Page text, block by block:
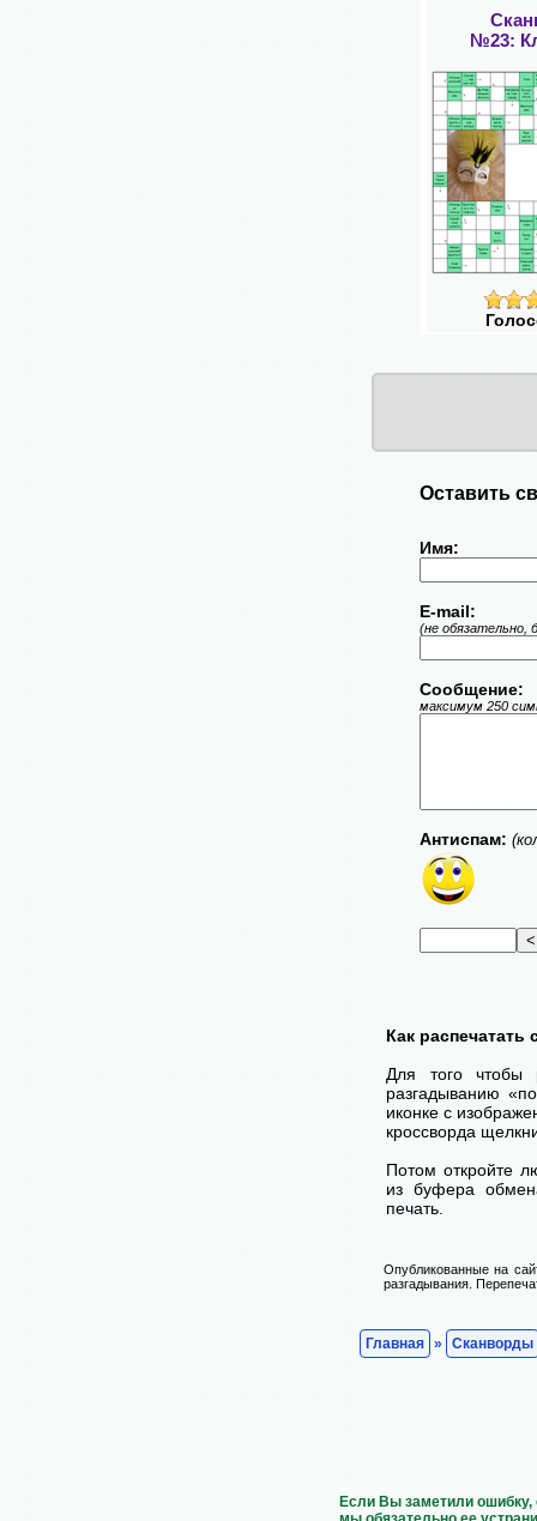
№23:
Оставить
Имя:
E-mail:
(не обязательно,
Сообщение:
максимум 250
Антиспам:
Как
Для того чтобы
разгадыванию
иконке с
кроссворда
Потом откройте
из буфера
печать.
Опубликованные на
разгадывания.
Главная » Сканворды
Если Вы заметили